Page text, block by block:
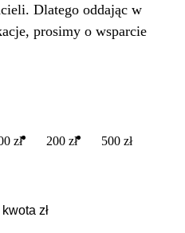
Dlatego oddając w
prosimy o wsparcie
zł 200 zł 500 zł